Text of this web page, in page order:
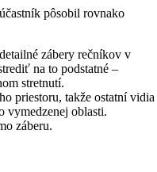
pôsobil rovnako
zábery rečníkov v
na to podstatné –
stretnutí.
priestoru, takže ostatní vidia
vymedzenej oblasti.
záberu.